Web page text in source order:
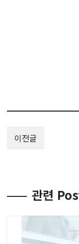
이전글
관련